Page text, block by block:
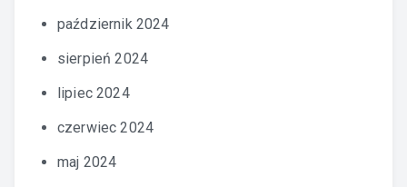
październik 2024
sierpień 2024
lipiec 2024
czerwiec 2024
maj 2024